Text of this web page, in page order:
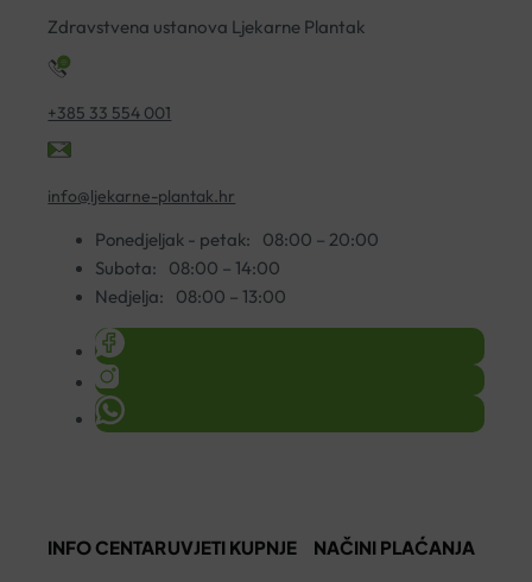
Zdravstvena ustanova Ljekarne Plantak
+385 33 554 001
info@ljekarne-plantak.hr
Ponedjeljak - petak:
08:00 – 20:00
Subota:
08:00 – 14:00
Nedjelja:
08:00 – 13:00
INFO CENTARUVJETI KUPNJE NAČINI PLAĆANJA